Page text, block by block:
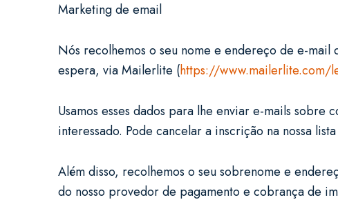
Marketing de email
Nós recolhemos o seu nome e endereço de e-
espera, via Mailerlite (https://www.mailerlite.com/
Usamos esses dados para lhe enviar e-mails
interessado. Pode cancelar a inscrição na nossa
Além disso, recolhemos o seu sobrenome e
do nosso provedor de pagamento e cobrança de